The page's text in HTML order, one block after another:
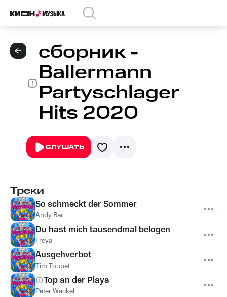
сборник -
Ballermann
Partyschlager
Hits 2020
СЛУШАТЬ
Треки
So schmeckt der Sommer
Andy Bar
Du hast mich tausendmal belogen
Freya
Ausgehverbot
Tim Toupet
Top an der Playa
Peter Wackel